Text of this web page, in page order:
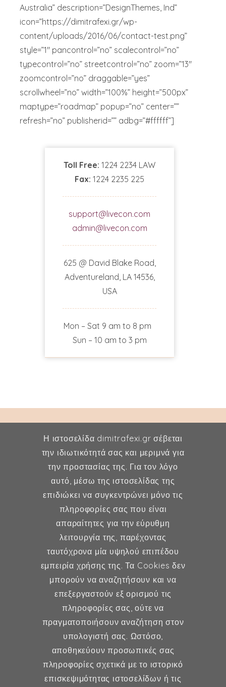
Australia” description=”DesignThemes, Ind”
icon=”https://dimitrafexi.gr/wp-
content/uploads/2016/06/contact-test.png”
style=”1″ pancontrol=”no” scalecontrol=”no”
typecontrol=”no” streetcontrol=”no” zoom=”13″
zoomcontrol=”no” draggable=”yes”
scrollwheel=”no” width=”100%” height=”500px”
maptype=”roadmap” popup=”no” center=””
refresh=”no” publisherid=”” adbg=”#ffffff”]
Toll Free: 1224 2234 LAW
Fax: 1224 2235 225
support@livecon.com
admin@livecon.com
625 @ David Blake Road,
Adventureland, LA 14536,
USA
Mon – Sat 9 am to 8 pm
Sun – 10 am to 3 pm
Δήμητρα Φέξη
MD, MSc, FMH
Μαιευτήρας - Χειρουργός
Γυναικολόγος
Μέλος ESHRE, ISA, FMH
Γυναικολογία
Υποβοηθούμενη Αναπαραγωγή
Μαιευτική
Η ιστοσελίδα dimitrafexi.gr σέβεται
την ιδιωτικότητά σας και μεριμνά για
την προστασίας της. Για τον λόγο
αυτό, μέσω της ιστοσελίδας της
επιδιώκει να συγκεντρώνει μόνο τις
πληροφορίες σας που είναι
απαραίτητες για την εύρυθμη
λειτουργία της, παρέχοντας
ταυτόχρονα μία υψηλού επιπέδου
εμπειρία χρήσης της. Τα Cookies δεν
μπορούν να αναζητήσουν και να
επεξεργαστούν εξ ορισμού τις
πληροφορίες σας, ούτε να
πραγματοποιήσουν αναζήτηση στον
υπολογιστή σας. Ωστόσο,
αποθηκεύουν προσωπικές σας
πληροφορίες σχετικά με το ιστορικό
επισκεψιμότητας ιστοσελίδων ή τις